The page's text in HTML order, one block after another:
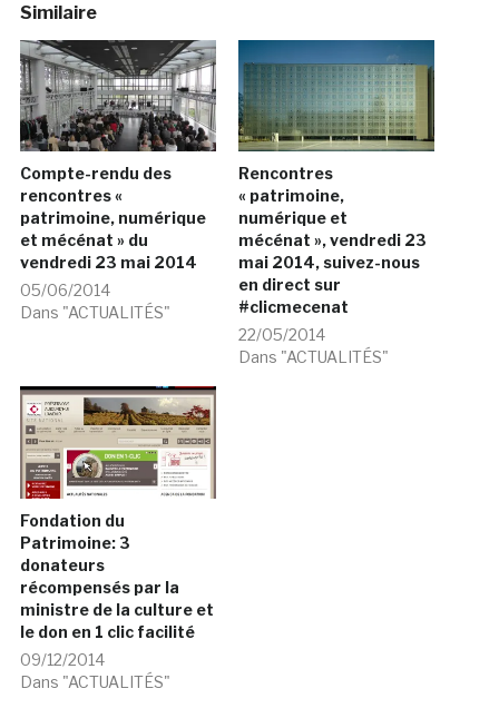
Similaire
Compte-rendu des
rencontres «
patrimoine, numérique
et mécénat » du
vendredi 23 mai 2014
05/06/2014
Dans "ACTUALITÉS"
Rencontres
« patrimoine,
numérique et
mécénat », vendredi 23
mai 2014, suivez-nous
en direct sur
#clicmecenat
22/05/2014
Dans "ACTUALITÉS"
Fondation du
Patrimoine: 3
donateurs
récompensés par la
ministre de la culture et
le don en 1 clic facilité
09/12/2014
Dans "ACTUALITÉS"